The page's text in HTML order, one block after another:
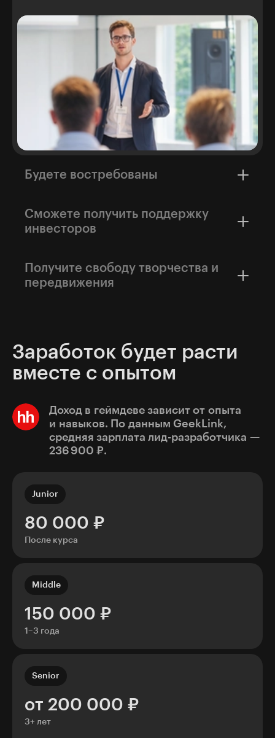
Будете востребованы
вакансий. Это на 23% больше, чем год назад.
Ваши идеи нужны прямо сейчас.
Сможете получить поддержку
инвесторов
выделил 3,4 млрд рублей на поддержку
игровых проектов на 2025−2027 годы.
Получите свободу творчества и
передвижения
Заработок будет расти
вместе с опытом
Доход в геймдеве зависит от опыта
и навыков. По данным GeekLink,
cредняя зарплата лид-разработчика —
236 900 ₽.
80 000 ₽
Junior
После курса
150 000 ₽
Middle
1–3 года
от 200 000 ₽
Senior
3+ лет